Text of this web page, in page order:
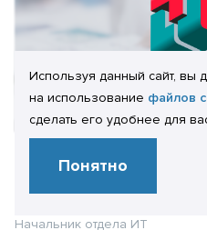
Отзыв клиента:
Начальник отдела ИТ
Используя данный сайт, вы
на использование файлов
сделать его удобнее для
Понятно